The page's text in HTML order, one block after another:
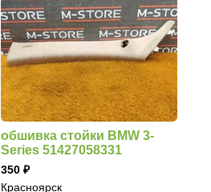
обшивка стойки BMW 3-
Series 51427058331
350
Красноярск